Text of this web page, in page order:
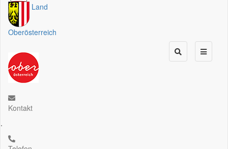
Land
Oberösterreich
Kontakt
.